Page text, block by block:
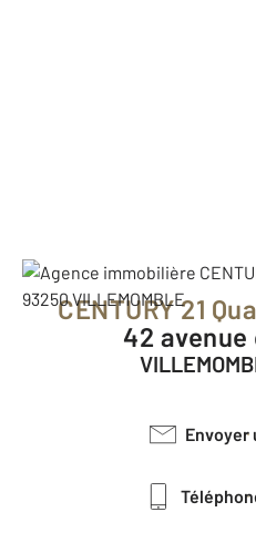
CENTURY 21
42